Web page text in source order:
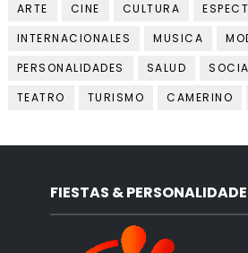
ARTE CINE CULTURA
INTERNACIONALES
MUSICA
PERSONALIDADES
SALUD
TEATRO
TURISMO CAMERINO
FIESTAS &